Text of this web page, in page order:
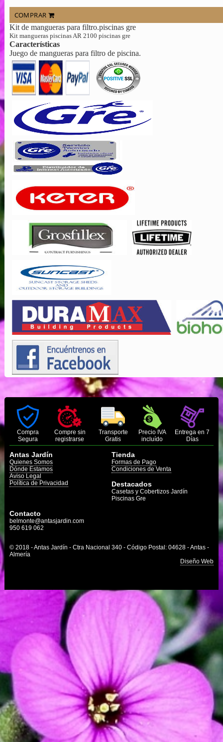
COMPRAR
Kit de mangueras para filtro.piscinas gre
Kit mangueras piscinas AR 2100 piscinas gre
Características
Juego de mangueras para filtro de piscina.
Compra
Segura
Compre sin
registrarse
Transporte
Gratis
Precio IVA
incluído
Entrega en 7
Días
Antas Jardín
Quienes Somos
Dónde Estamos
Aviso Legal
Política de Privacidad
Tienda
Formas de Pago
Condiciones de Venta
Destacados
Casetas y Cobertizos Jardín
Piscinas Gre
Contacto
belmonte@antasjardin.com
950 619 062
© 2018 - Antas Jardín - Ctra Nacional 340 - Código Postal: 04628 - Antas -
Almería
Diseño Web